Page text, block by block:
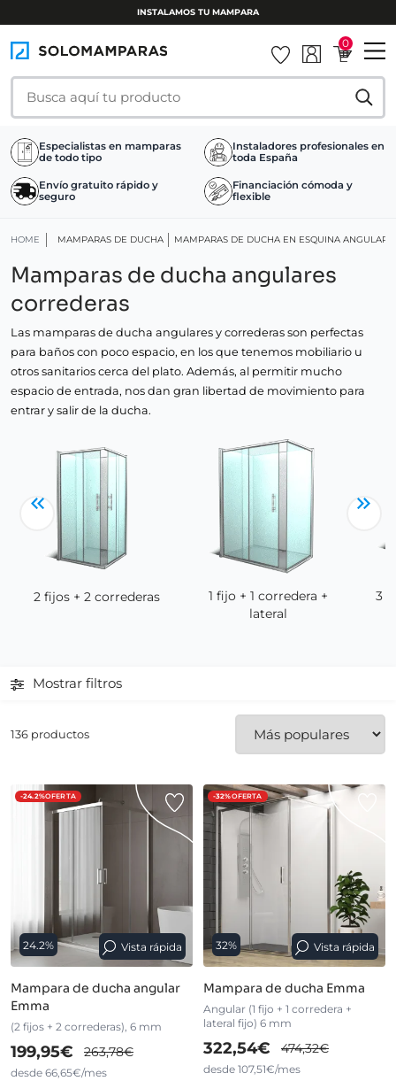
INSTALAMOS TU MAMPARA
0
Especialistas en mamparas
de todo tipo
Instaladores profesionales en
toda España
Envío gratuito rápido y
seguro
Financiación cómoda y
flexible
HOME MAMPARAS DE DUCHA MAMPARAS DE DUCHA EN ESQUINA
Mamparas de ducha angulares
correderas
Las mamparas de ducha angulares y correderas son perfectas
para baños con poco espacio, en los que tenemos mobiliario u
otros sanitarios cerca del plato. Además, al permitir mucho
espacio de entrada, nos dan gran libertad de movimiento para
entrar y salir de la ducha.
2 fijos + 2 correderas
1 fijo + 1 corredera +
lateral
3
Mostrar filtros
136 productos
-24.2%OFERTA
24.2% Vista rápida
Mampara de ducha angular
Emma
(2 fijos + 2 correderas), 6 mm
199,95€ 263,78€
desde 66,65€/mes
-32%OFERTA
32% Vista rápida
Mampara de ducha Emma
Angular (1 fijo + 1 corredera +
lateral fijo) 6 mm
322,54€ 474,32€
desde 107,51€/mes